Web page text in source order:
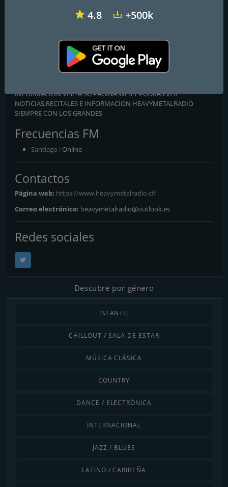
Maqui Online Radio
Heavy Metal Radio
INFORMACION VISITA SU PAGINA WEB Y PODRAS VER
NOTICIAS,RECITALES E INFORMACION HEAVYMETALRADIO
SIEMPRE CON LOS GRANDES
Frecuencias FM
Santiago : Online
Contactos
Página web: https://www.heavymetalradio.cf/
Correo electrónico: heavymetalradio@outlook.es
Redes sociales
Descubre por género
INFANTIL
CHILLOUT / SALA DE ESTAR
MÚSICA CLÁSICA
COUNTRY
DANCE / ELECTRÓNICA
INTERNACIONAL
JAZZ / BLUES
LATINO / CARIBEÑA
4.8 +500k